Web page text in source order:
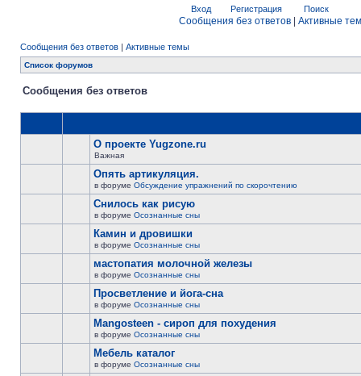
Вход Регистрация Поиск
Сообщения без ответов Активные
Сообщения без ответов | Активные темы
Список форумов
Сообщения без ответов
О проекте Yugzone.ru
Важная
Опять артикуляция.
в форуме Обсуждение упражнений по скорочтению
Снилось как рисую
в форуме Осознанные сны
Камин и дровишки
в форуме Осознанные сны
мастопатия молочной железы
в форуме Осознанные сны
Просветление и йога-сна
в форуме Осознанные сны
Mangosteen - сироп для похудения
в форуме Осознанные сны
Мебель каталог
в форуме Осознанные сны